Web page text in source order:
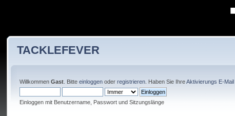
TACKLEFEVER
WillkommenGast . Bitteeinloggen oderregistrieren . Haben Sie IhreAktivierungs E-Mail
Einloggen mit Benutzername, Passwort und Sitzungslänge